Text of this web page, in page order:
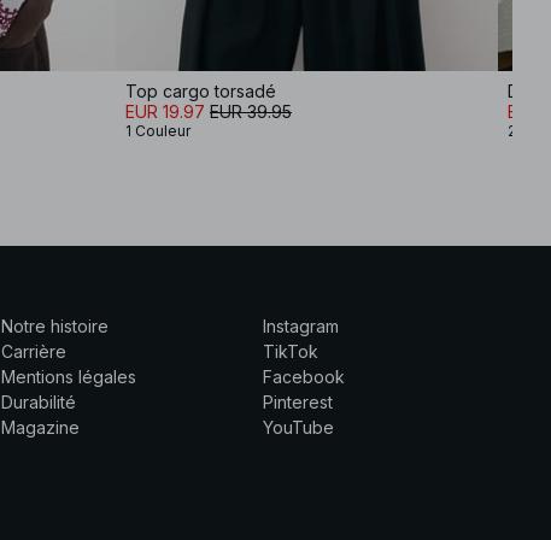
Top cargo torsadé
EUR 19.97 EUR 39.95
1 Couleur
EUR
2
Notre histoire
Carrière
Mentions légales
Durabilité
Magazine
Instagram
TikTok
Facebook
Pinterest
YouTube